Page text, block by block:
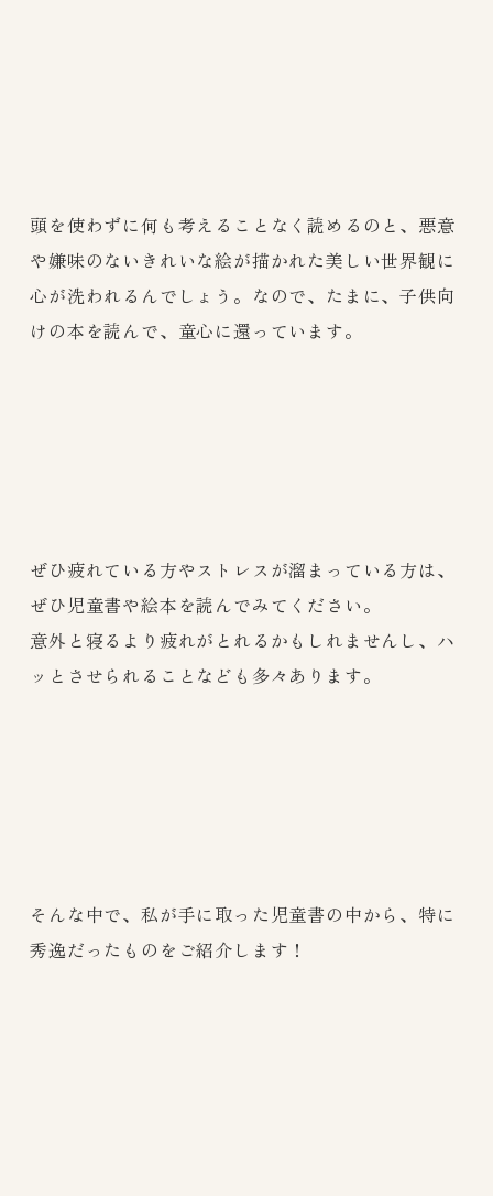
頭を使わずに何も考えることなく読めるのと、悪意
や嫌味のないきれいな絵が描かれた美しい世界観に
心が洗われるんでしょう。なので、たまに、子供向
けの本を読んで、童心に還っています。
ぜひ疲れている方やストレスが溜まっている方は、
ぜひ児童書や絵本を読んでみてください。
意外と寝るより疲れがとれるかもしれませんし、ハ
ッとさせられることなども多々あります。
そんな中で、私が手に取った児童書の中から、特に
秀逸だったものをご紹介します！